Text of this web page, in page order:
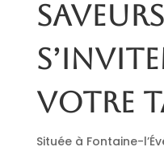
votre
Située à Fontaine-